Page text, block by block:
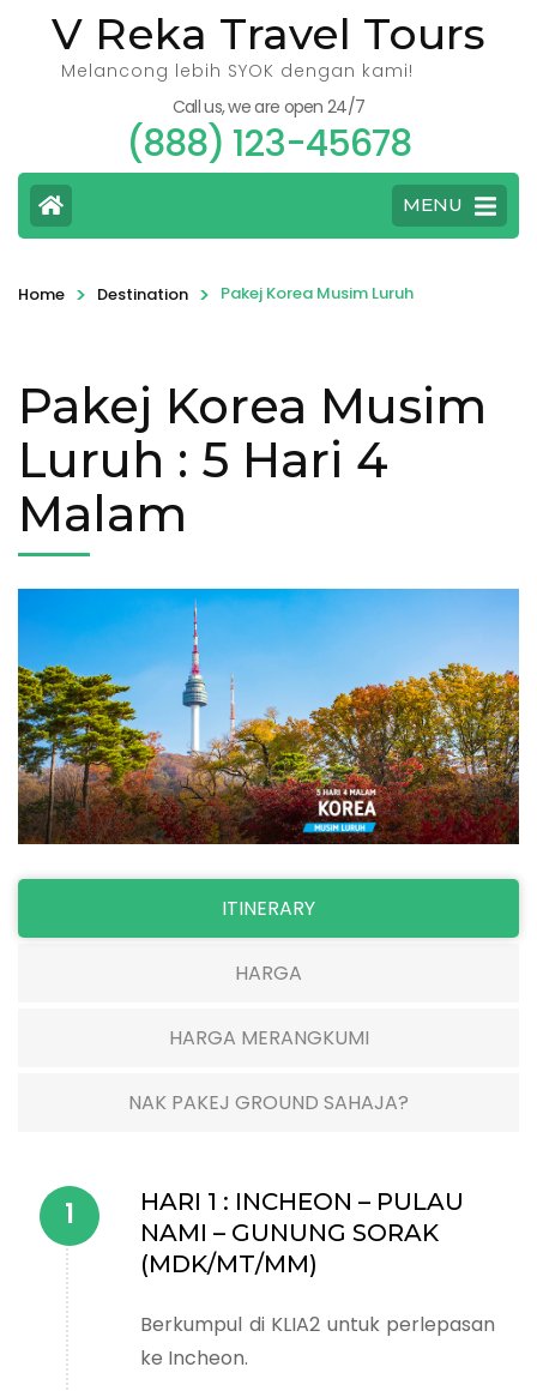
V Reka Travel Tours
Melancong lebih SYOK dengan kami!
Call us, we are open 24/7
(888) 123-45678
MENU
Home > Destination > Pakej Korea Musim Luruh
Pakej Korea Musim
Luruh : 5 Hari 4
Malam
ITINERARY
HARGA
HARGA MERANGKUMI
NAK PAKEJ GROUND SAHAJA?
HARI 1 : INCHEON – PULAU
NAMI – GUNUNG SORAK
(MDK/MT/MM)
Berkumpul di KLIA2 untuk perlepasan
ke Incheon.